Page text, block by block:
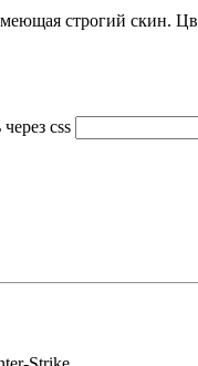
строгий скин.
css